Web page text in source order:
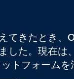
てきたとき、
した。現在は
トフォームを